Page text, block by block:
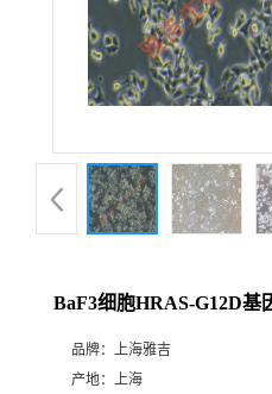
BaF3细胞HRAS-G12D基
品牌： 上海雅吉
产地： 上海